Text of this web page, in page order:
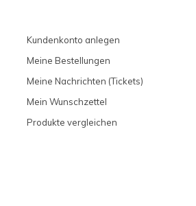
Kundenkonto anlegen
Meine Bestellungen
Meine Nachrichten (Tickets)
Mein Wunschzettel
Produkte vergleichen